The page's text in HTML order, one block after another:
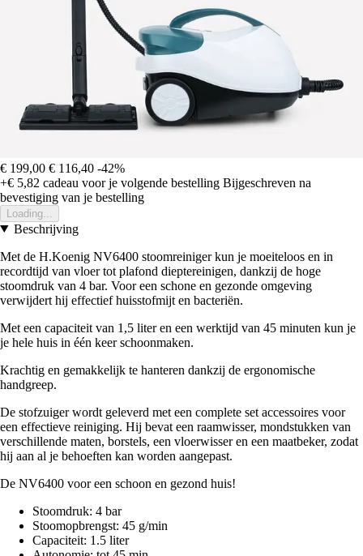
€ 199,00 € 116,40 -42%
+€ 5,82 cadeau voor je volgende bestelling Bijgeschreven na
bevestiging van je bestelling
Loading...
Beschrijving
Met de H.Koenig NV6400 stoomreiniger kun je moeiteloos en in
recordtijd van vloer tot plafond dieptereinigen, dankzij de hoge
stoomdruk van 4 bar. Voor een schone en gezonde omgeving
verwijdert hij effectief huisstofmijt en bacteriën.
Met een capaciteit van 1,5 liter en een werktijd van 45 minuten kun je
je hele huis in één keer schoonmaken.
Krachtig en gemakkelijk te hanteren dankzij de ergonomische
handgreep.
De stofzuiger wordt geleverd met een complete set accessoires voor
een effectieve reiniging. Hij bevat een raamwisser, mondstukken van
verschillende maten, borstels, een vloerwisser en een maatbeker, zodat
hij aan al je behoeften kan worden aangepast.
De NV6400 voor een schoon en gezond huis!
Stoomdruk: 4 bar
Stoomopbrengst: 45 g/min
Capaciteit: 1.5 liter